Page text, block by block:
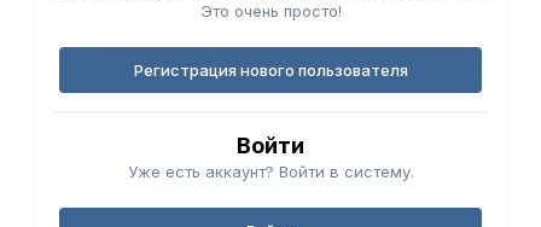
Это очень просто!
Регистрация нового пользователя
Войти
Уже есть аккаунт? Войти в систему.